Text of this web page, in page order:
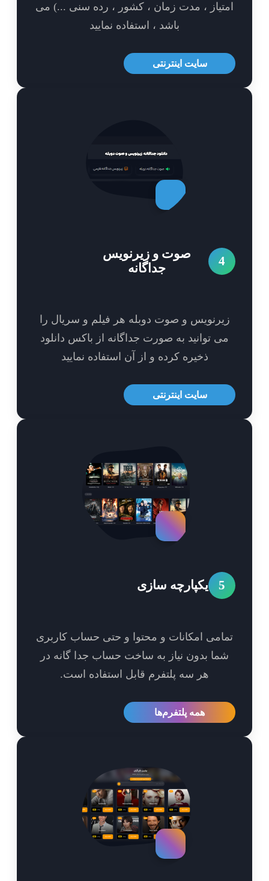
، مدت زمان ، کشور ، رده سنی ...) می
باشد ، استفاده نمایید
سایت اینترنتی
صوت و زیرنویس
جداگانه
و صوت دوبله هر فیلم و سریال را
توانید به صورت جداگانه از باکس دانلود
ذخیره کرده و از آن استفاده نمایید
سایت اینترنتی
یکپارچه سازی
امکانات و محتوا و حتی حساب کاربری
بدون نیاز به ساخت حساب جدا گانه در
هر سه پلتفرم قابل استفاده است.
همه پلتفرم‌ها